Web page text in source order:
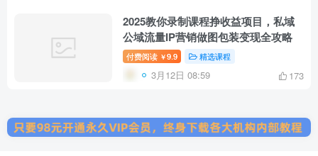
2025教你录制课程挣收益项目，私域
公域流量IP营销做图包装变现全攻略
付费阅读 ￥9.9 精选课程
3月12日 08:59 173